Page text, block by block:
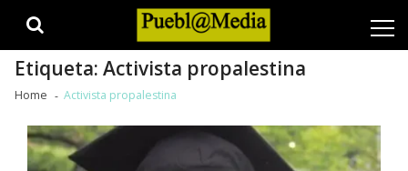
Etiqueta:Activista propalestina
Home Activista propalestina